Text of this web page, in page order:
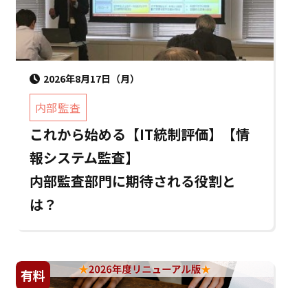
2026年8月17日（月）
内部監査
これから始める【IT統制評価】【情
報システム監査】
内部監査部門に期待される役割と
は？
有料